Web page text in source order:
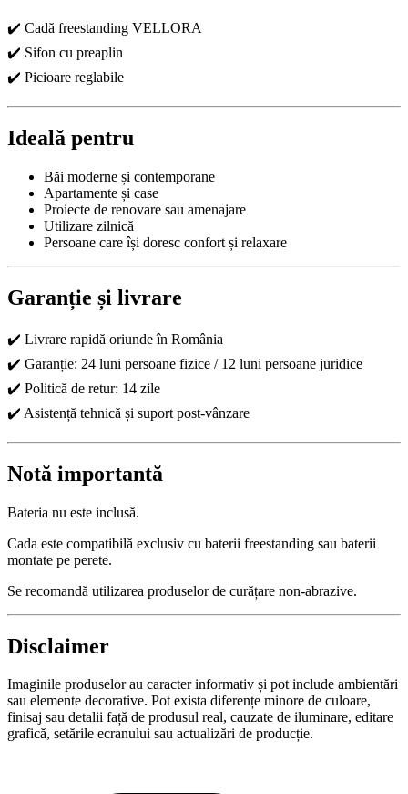
✔️ Cadă freestanding VELLORA
✔️ Sifon cu preaplin
✔️ Picioare reglabile
Ideală pentru
Băi moderne și contemporane
Apartamente și case
Proiecte de renovare sau amenajare
Utilizare zilnică
Persoane care își doresc confort și relaxare
Garanție și livrare
✔️ Livrare rapidă oriunde în România
✔️ Garanție: 24 luni persoane fizice / 12 luni persoane juridice
✔️ Politică de retur: 14 zile
✔️ Asistență tehnică și suport post-vânzare
Notă importantă
Bateria nu este inclusă.
Cada este compatibilă exclusiv cu baterii freestanding sau baterii
montate pe perete.
Se recomandă utilizarea produselor de curățare non-abrazive.
Disclaimer
Imaginile produselor au caracter informativ și pot include ambientări
sau elemente decorative. Pot exista diferențe minore de culoare,
finisaj sau detalii față de produsul real, cauzate de iluminare, editare
grafică, setările ecranului sau actualizări de producție.